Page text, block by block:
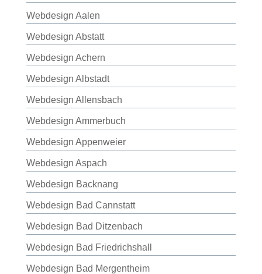
Webdesign Aalen
Webdesign Abstatt
Webdesign Achern
Webdesign Albstadt
Webdesign Allensbach
Webdesign Ammerbuch
Webdesign Appenweier
Webdesign Aspach
Webdesign Backnang
Webdesign Bad Cannstatt
Webdesign Bad Ditzenbach
Webdesign Bad Friedrichshall
Webdesign Bad Mergentheim